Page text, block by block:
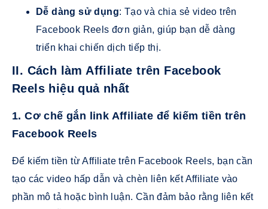
Dễ dàng sử dụng: Tạo và chia sẻ video trên
Facebook Reels đơn giản, giúp bạn dễ dàng
triển khai chiến dịch tiếp thị.
II. Cách làm Affiliate trên Facebook
Reels hiệu quả nhất
1. Cơ chế gắn link Affiliate để kiếm tiền trên
Facebook Reels
Để kiếm tiền từ Affiliate trên Facebook Reels, bạn cần
tạo các video hấp dẫn và chèn liên kết Affiliate vào
phần mô tả hoặc bình luận. Cần đảm bảo rằng liên kết